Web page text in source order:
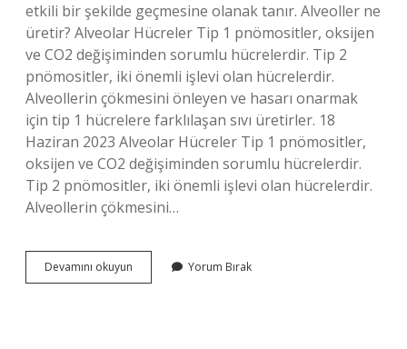
etkili bir şekilde geçmesine olanak tanır. Alveoller ne
üretir? Alveolar Hücreler Tip 1 pnömositler, oksijen
ve CO2 değişiminden sorumlu hücrelerdir. Tip 2
pnömositler, iki önemli işlevi olan hücrelerdir.
Alveollerin çökmesini önleyen ve hasarı onarmak
için tip 1 hücrelere farklılaşan sıvı üretirler. 18
Haziran 2023 Alveolar Hücreler Tip 1 pnömositler,
oksijen ve CO2 değişiminden sorumlu hücrelerdir.
Tip 2 pnömositler, iki önemli işlevi olan hücrelerdir.
Alveollerin çökmesini…
Devamını okuyun
Görevi
Yorum Bırak